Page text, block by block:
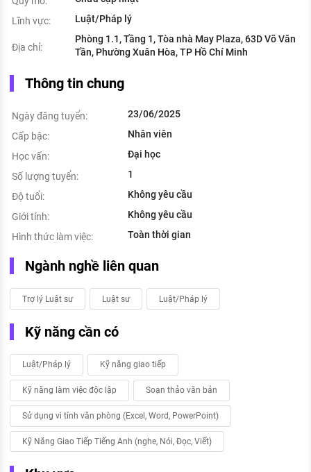
Lĩnh vực:
Luật/Pháp lý
Địa chỉ:
Phòng 1.1, Tầng 1, Tòa nhà May Plaza, 63D Võ Văn
Tần, Phường Xuân Hòa, TP Hồ Chí Minh
Thông tin chung
Ngày đăng tuyển:
23/06/2025
Cấp bậc:
Nhân viên
Học vấn:
Đại học
Số lượng tuyển:
1
Độ tuổi:
Không yêu cầu
Giới tính:
Không yêu cầu
Hình thức làm việc:
Toàn thời gian
Ngành nghề liên quan
Trợ lý Luật sư Luật sư Luật/Pháp lý
Kỹ năng cần có
Luật/Pháp lý Kỹ năng giao tiếp
Kỹ năng làm việc độc lập Soạn thảo văn bản
Sử dụng vi tính văn phòng (Excel, Word, PowerPoint)
Kỹ Năng Giao Tiếp Tiếng Anh (nghe, Nói, Đọc, Viết)